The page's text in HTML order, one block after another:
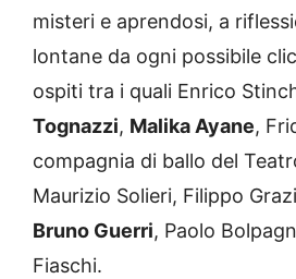
misteri e aprendosi, a
lontane da ogni possibile
ospiti tra i quali Enrico
Tognazzi, Malika Ayane,
compagnia di ballo del
Maurizio Solieri, Filippo
Bruno Guerri, Paolo
Fiaschi.